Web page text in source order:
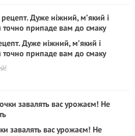
Дуже ніжний, м’який і
точно припаде вам до смаку
завалять вас урожаєм! Не